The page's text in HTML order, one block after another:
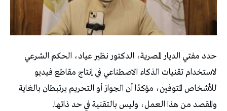
حدد مفتي الديار المصرية، الدكتور نظير عياد، الحكم الشرعي
لاستخدام تقنيات الذكاء الاصطناعي في إنتاج مقاطع فيديو
للأشخاص المتوفين، مؤكدًا أن الجواز أو التحريم يرتبطان بالغاية
والمقصد من هذا العمل، وليس بالتقنية في حد ذاتها.